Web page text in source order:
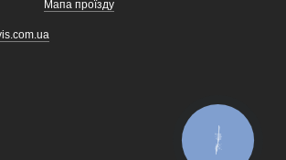
Мапа проїзду
КНОПКА
ЗВ'ЯЗКУ